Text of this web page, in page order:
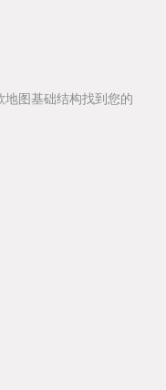
图基础结构找到您的